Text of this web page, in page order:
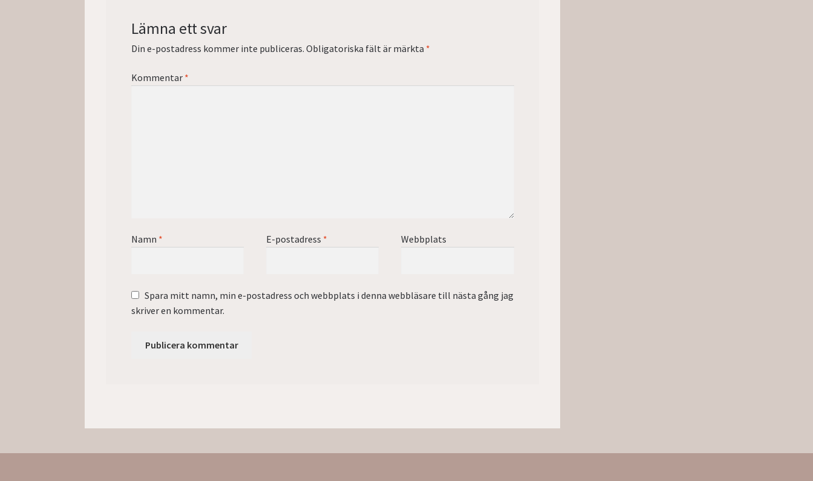
Lämna ett svar
Din e-postadress kommer inte publiceras. Obligatoriska fält är märkta *
Kommentar *
Namn * E-postadress * Webbplats
Spara mitt namn, min e-postadress och webbplats i denna webbläsare till nästa gång jag
skriver en kommentar.